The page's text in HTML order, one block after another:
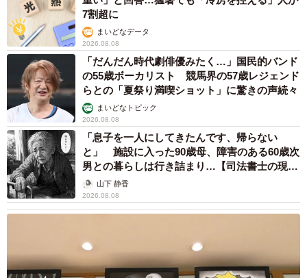
7割超に
まいどなデータ
2026.08.08
「だんだん時代劇俳優みたく…」国民的バンド
の55歳ボーカリスト 競馬界の57歳レジェンド
らとの「夏祭り満喫ショット」に驚きの声続々
まいどなトピック
2026.08.08
「息子を一人にしてきたんです、帰らない
と」 施設に入った90歳母、障害のある60歳次
男との暮らしは行き詰まり…【司法書士の現場
から】山下 静香
2026.08.08